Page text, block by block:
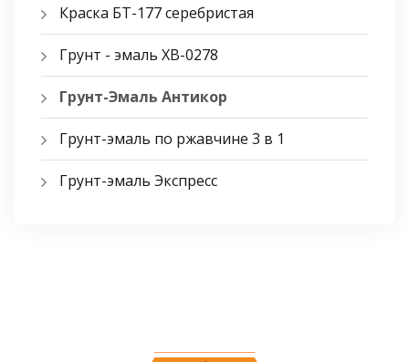
Краска БТ-177 серебристая
Грунт - эмаль ХВ-0278
Грунт-Эмаль Антикор
Грунт-эмаль по ржавчине 3 в 1
Грунт-эмаль Экспресс